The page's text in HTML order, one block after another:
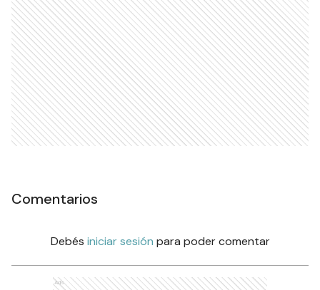
Comentarios
Debés iniciar sesión para poder comentar
Ads